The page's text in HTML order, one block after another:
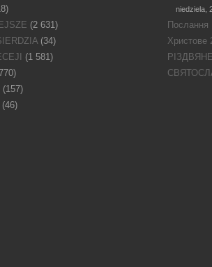
(2 631)
(34)
(1 581)
(157)
niedziela,
Христове